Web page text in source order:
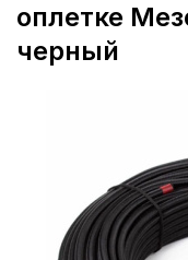
оплетке
черный